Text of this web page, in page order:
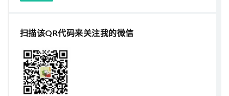
扫描该QR代码来关注我的微信